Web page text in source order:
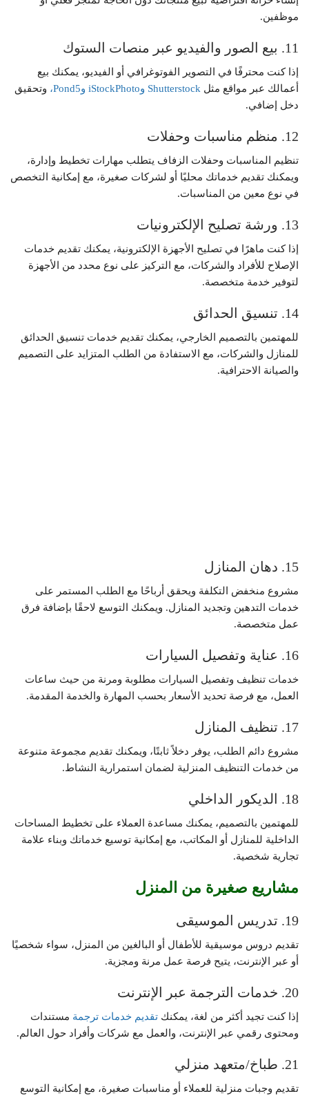
موظفين.
11. بيع الصور والفيديو عبر منصات الستوك
إذا كنت محترفًا في التصوير الفوتوغرافي أو الفيديو، يمكنك بيع
أعمالك عبر مواقع مثل
وتحقيق
دخل إضافي.
12. منظم مناسبات وحفلات
تنظيم المناسبات وحفلات الزفاف يتطلب مهارات تخطيط وإدارة،
ويمكنك تقديم خدماتك محليًا أو لشركات صغيرة، مع إمكانية التخصص
في نوع معين من المناسبات.
13. ورشة تصليح الإلكترونيات
إذا كنت ماهرًا في تصليح الأجهزة الإلكترونية، يمكنك تقديم خدمات
الإصلاح للأفراد والشركات، مع التركيز على نوع محدد من الأجهزة
لتوفير خدمة متخصصة.
14. تنسيق الحدائق
للمهتمين بالتصميم الخارجي، يمكنك تقديم خدمات تنسيق الحدائق
للمنازل والشركات، مع الاستفادة من الطلب المتزايد على التصميم
والصيانة الاحترافية.
15. دهان المنازل
مشروع منخفض التكلفة ويحقق أرباحًا مع الطلب المستمر على
خدمات التدهين وتجديد المنازل. ويمكنك التوسع لاحقًا بإضافة فرق
عمل متخصصة.
16. عناية وتفصيل السيارات
خدمات تنظيف وتفصيل السيارات مطلوبة ومرنة من حيث ساعات
العمل، مع فرصة تحديد الأسعار بحسب المهارة والخدمة المقدمة.
17. تنظيف المنازل
مشروع دائم الطلب، يوفر دخلاً ثابتًا، ويمكنك تقديم مجموعة متنوعة
من خدمات التنظيف المنزلية لضمان استمرارية النشاط.
18. الديكور الداخلي
للمهتمين بالتصميم، يمكنك مساعدة العملاء على تخطيط المساحات
الداخلية للمنازل أو المكاتب، مع إمكانية توسيع خدماتك وبناء علامة
تجارية شخصية.
مشاريع صغيرة من المنزل
19. تدريس الموسيقى
تقديم دروس موسيقية للأطفال أو البالغين من المنزل، سواء شخصيًا
أو عبر الإنترنت، يتيح فرصة عمل مرنة ومجزية.
20. خدمات الترجمة عبر الإنترنت
إذا كنت تجيد أكثر من لغة، يمكنك تقديم خدمات ترجمة مستندات
ومحتوى رقمي عبر الإنترنت، والعمل مع شركات وأفراد حول العالم.
21. طباخ/متعهد منزلي
تقديم وجبات منزلية للعملاء أو مناسبات صغيرة، مع إمكانية التوسع